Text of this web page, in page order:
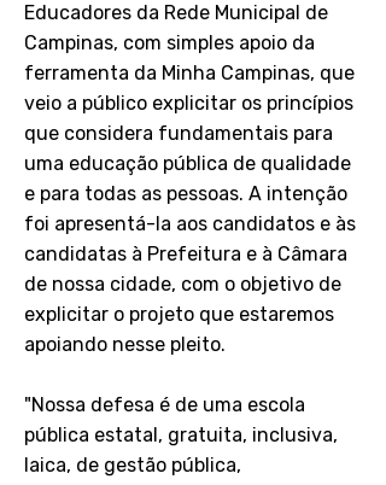
Educadores da Rede Municipal de
Campinas, com simples apoio da
ferramenta da Minha Campinas, que
veio a público explicitar os princípios
que considera fundamentais para
uma educação pública de qualidade
e para todas as pessoas. A intenção
foi apresentá-la aos candidatos e às
candidatas à Prefeitura e à Câmara
de nossa cidade, com o objetivo de
explicitar o projeto que estaremos
apoiando nesse pleito.
"Nossa defesa é de uma escola
pública estatal, gratuita, inclusiva,
laica, de gestão pública,